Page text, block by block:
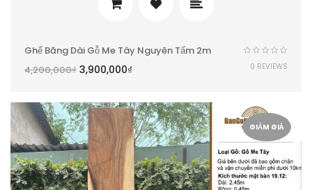
Ghế Băng Dài Gỗ Me Tây Nguyên Tấm 2m
4,200,000₫ 3,900,000₫ 0 REVIEWS
GIẢM GIÁ